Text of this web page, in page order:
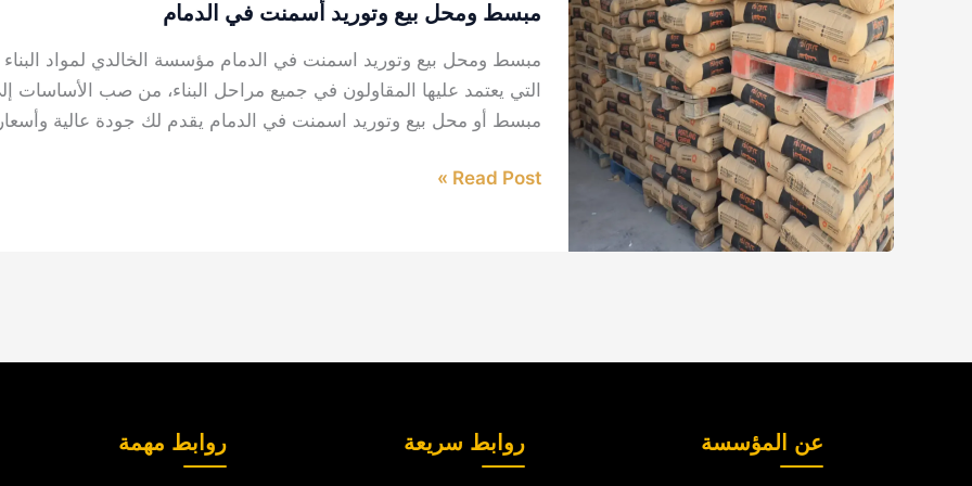
مبسط ومحل بيع وتوريد أسمنت في الدمام
مبسط ومحل بيع وتوريد اسمنت في الدمام مؤسسة الخالدي لمواد البناء
التي يعتمد عليها المقاولون في جميع مراحل البناء، من صب الأساسات
مبسط أو محل بيع وتوريد اسمنت في الدمام يقدم لك جودة عالية
أسمنت
في
الدمام
Read Post »
عن المؤسسة روابط سريعة روابط مهمة